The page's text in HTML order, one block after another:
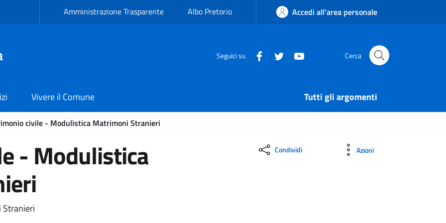
Amministrazione Trasparente Albo Pretorio Accedi all'area personale
Seguici su Cerca
Vivere il Comune Tutti gli argomenti
civile - Modulistica Matrimoni Stranieri
- Modulistica Condividi Azioni